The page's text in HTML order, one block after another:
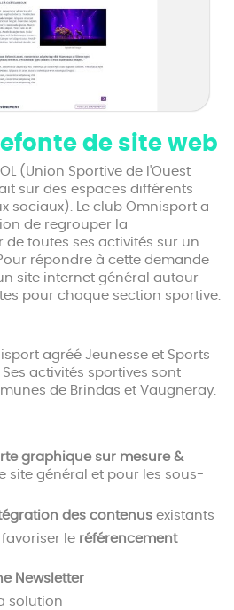
de site web
(Union Sportive de l'Ouest
sur des espaces différents
sociaux). Le club Omnisport a
de regrouper la
toutes ses activités sur un
répondre à cette demande
site internet général autour
pour chaque section sportive.
agréé Jeunesse et Sports
activités sportives sont
de Brindas et Vaugneray.
graphique sur mesure &
site général et pour les sous-
des contenus existants
le référencement
Newsletter
solution